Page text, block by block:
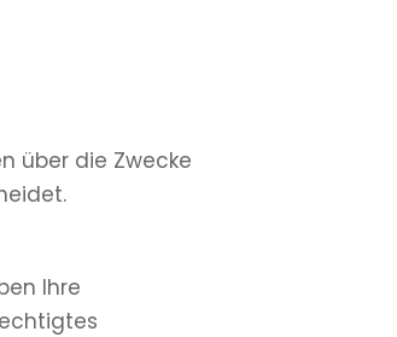
über die Zwecke
Ihre